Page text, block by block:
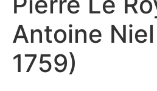
Antoine
1759)